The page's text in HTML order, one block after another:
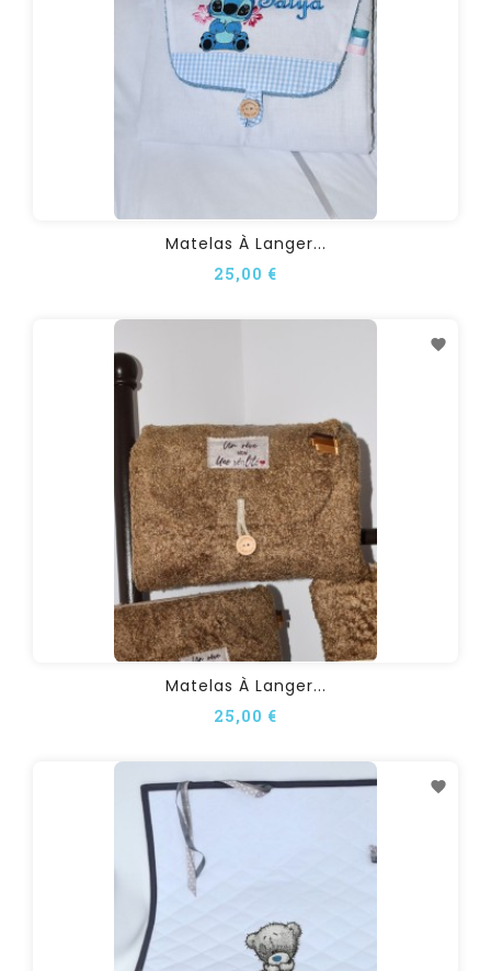
Matelas À Langer...
25,00 €
Matelas À Langer...
25,00 €